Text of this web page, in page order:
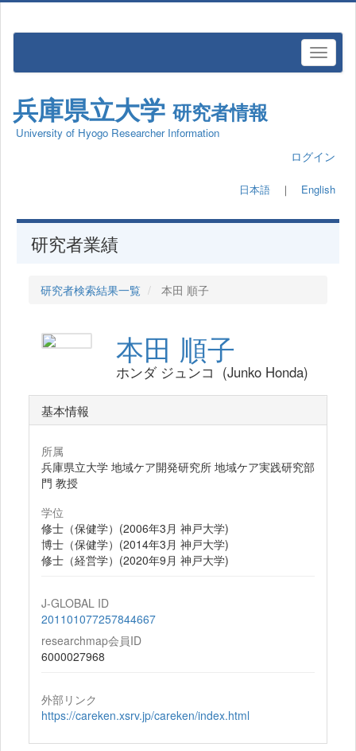
兵庫県立大学 研究者情報
University of Hyogo Researcher Information
ログイン
日本語 ｜ English
研究者業績
研究者検索結果一覧 本田 順子
本田 順子
ホンダ ジュンコ (Junko Honda)
基本情報
所属
兵庫県立大学 地域ケア開発研究所 地域ケア実践研究部
門 教授
学位
修士（保健学）(2006年3月 神戸大学)
博士（保健学）(2014年3月 神戸大学)
修士（経営学）(2020年9月 神戸大学)
J-GLOBAL ID
201101077257844667
researchmap会員ID
6000027968
外部リンク
https://careken.xsrv.jp/careken/index.html